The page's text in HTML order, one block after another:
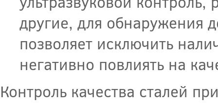
другие, для обнаружения
позволяет исключить
негативно повлиять на
Контроль качества сталей